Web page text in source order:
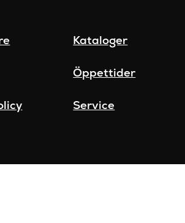
Kataloger
Öppettider
Service